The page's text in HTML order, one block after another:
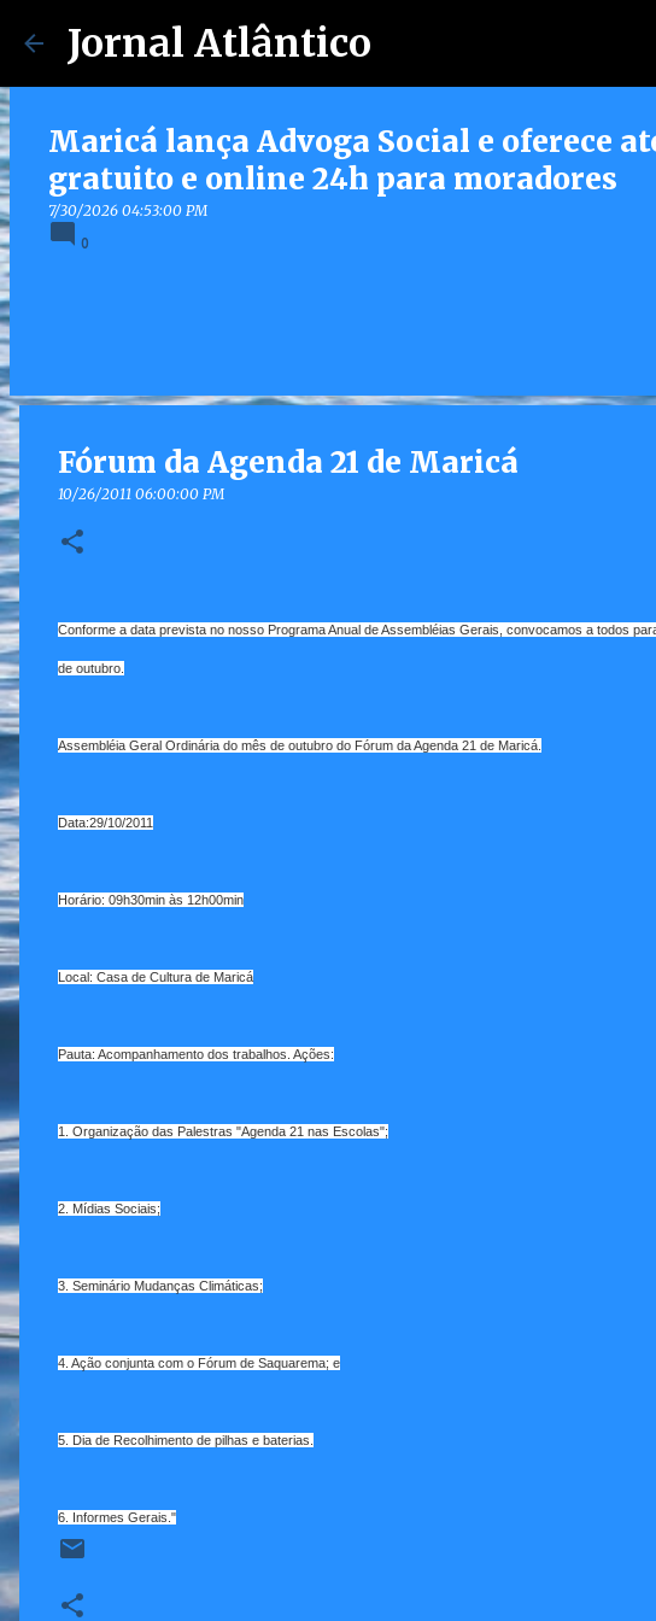
Jornal Atlântico
Maricá lança Advoga Social e oferece
gratuito e online 24h para moradores
7/30/2026 04:53:00 PM
0
Fórum da Agenda 21 de Maricá
10/26/2011 06:00:00 PM
Conforme a data prevista no nosso Programa Anual de Assembléias Gerais, convocamos a todos
de outubro.
Assembléia Geral Ordinária do mês de outubro do Fórum da Agenda 21 de Maricá.
Data:29/10/2011
Horário: 09h30min às 12h00min
Local: Casa de Cultura de Maricá
Pauta: Acompanhamento dos trabalhos. Ações:
1. Organização das Palestras "Agenda 21 nas Escolas";
2. Mídias Sociais;
3. Seminário Mudanças Climáticas;
4. Ação conjunta com o Fórum de Saquarema; e
5. Dia de Recolhimento de pilhas e baterias.
6. Informes Gerais."